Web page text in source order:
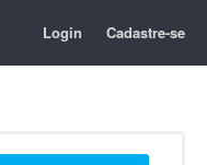
Login Cadastre-se